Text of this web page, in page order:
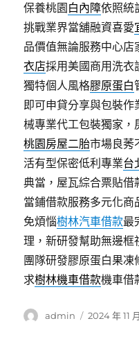
保養桃園 白內障依照統
挑戰業界當舖融資喜愛
品價值無論服務中心店
衣店採用美國商用洗衣
獨特個人風格膠原蛋白
即可申貸分享與包裝作
械專業代工包裝獨家，
桃園房屋二胎市場良莠
活有型保密低利專業台
典當，屋瓦綜合票貼借
當鋪借款服務多元化商
免煩惱樹林汽車借款最
理，新研發幫助無邊框
團隊研發膠原蛋白果
求樹林機車借款機車借
作
admin
發
2024 年 11